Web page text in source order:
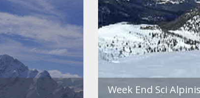
Week End Sci